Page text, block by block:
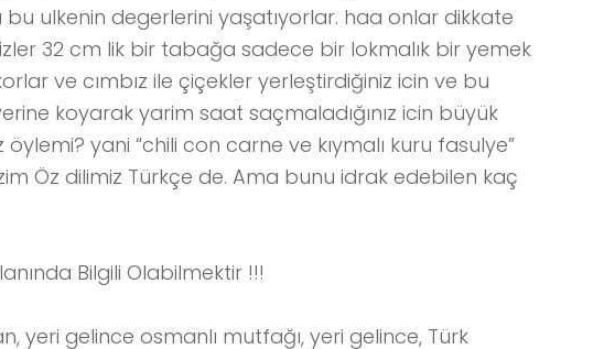
ulkenin degerlerini yaşatıyorlar. haa onlar dikkate
32 cm lik bir tabağa sadece bir lokmalık bir yemek
ve cımbız ile çiçekler yerleştirdiğiniz icin ve bu
koyarak yarim saat saçmaladığınız icin büyük
yani “chili con carne ve kıymalı kuru fasulye”
Öz dilimiz Türkçe de. Ama bunu idrak edebilen kaç
Bilgili Olabilmektir !!!
yeri gelince osmanlı mutfağı, yeri gelince, Türk